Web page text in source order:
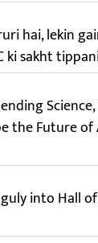
hai, lekin
ki sakht
the Future of
into Hall